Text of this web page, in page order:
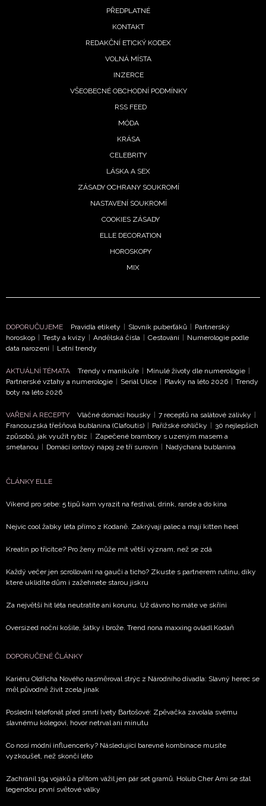
ODESLAT
Přihlášením k newsletteru souhlasíte sObchodními
podmínkami společnosti BurdaMedia Extra s.r.o.
potvrzujete, že jste se seznámili se Zásadami
Vašimi údaji pracovat zejména k organizaci a
informace od našich partnerů? Pokud souhlasíte se
soukromí BurdaMedia Extra s.r.o., zaškrtněte toto pole.
PŘEDPLATNÉ
KONTAKT
REDAKČNÍ ETICKÝ KODEX
VOLNÁ MÍSTA
INZERCE
VŠEOBECNÉ OBCHODNÍ PODMÍNKY
RSS FEED
MÓDA
KRÁSA
CELEBRITY
LÁSKA A SEX
ZÁSADY OCHRANY SOUKROMÍ
NASTAVENÍ SOUKROMÍ
COOKIES ZÁSADY
ELLE DECORATION
HOROSKOPY
MIX
DOPORUČUJEME Pravidla etikety Slovník puberťáků
Partnerský
horoskop
Testy a kvízy Andělská čísla Cestování
Numerologie podle
data narození
Letní trendy
AKTUÁLNÍ TÉMATA Trendy v manikúře Minulé životy dle numerologie
Partnerské vztahy a numerologie
Seriál Ulice Plavky na léto 2026
Trendy
boty na léto 2026
VAŘENÍ A RECEPTY Vláčné domácí housky 7 receptů na salátové zálivky
Francouzská třešňová bublanina (Clafoutis)
Pařížské rohlíčky
30 nejlepších
způsobů, jak využít rybíz
Zapečené brambory s uzeným masem a
smetanou
Domácí iontový nápoj ze tří surovin Nadýchaná bublanina
ČLÁNKY ELLE
Víkend pro sebe: 5 tipů kam vyrazit na festival, drink, rande a do kina
Nejvíc cool žabky léta přímo z Kodaně. Zakrývají palec a mají kitten heel
Kreatin po třicítce? Pro ženy může mít větší význam, než se zdá
Každý večer jen scrollování na gauči a ticho? Zkuste s partnerem rutinu, díky
které uklidíte dům i zažehnete starou jiskru
Za největší hit léta neutratíte ani korunu. Už dávno ho máte ve skříni
Oversized noční košile, šátky i brože. Trend nona maxxing ovládl Kodaň
DOPORUČENÉ ČLÁNKY
Kariéru Oldřicha Nového nasměroval strýc z Národního divadla: Slavný herec se
měl původně živit zcela jinak
Poslední telefonát před smrtí Ivety Bartošové: Zpěvačka zavolala svému
slavnému kolegovi, hovor netrval ani minutu
Co nosí módní influencerky? Následující barevné kombinace musíte
vyzkoušet, než skončí léto
Zachránil 194 vojáků a přitom vážil jen pár set gramů. Holub Cher Ami se stal
legendou první světové války